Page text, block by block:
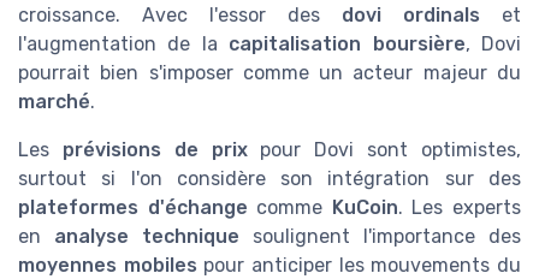
croissance. Avec l'essor des dovi ordinals et
l'augmentation de la capitalisation boursière, Dovi
pourrait bien s'imposer comme un acteur majeur du
marché.
Les prévisions de prixpour Dovi sont optimistes,
surtout si l'on considère son intégration sur des
plateformes d'échange comme KuCoin. Les experts
en analyse technique soulignent l'importance des
moyennes mobiles pour anticiper les mouvements du